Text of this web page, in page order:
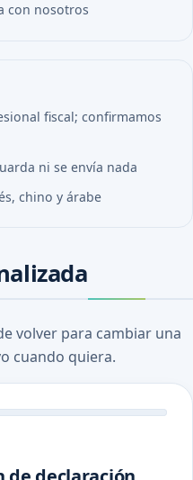
con nosotros
fiscal; confirmamos
ni se envía nada
chino y árabe
volver para cambiar una
cuando quiera.